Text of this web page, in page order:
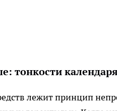
тонкости календаря
лежит принцип